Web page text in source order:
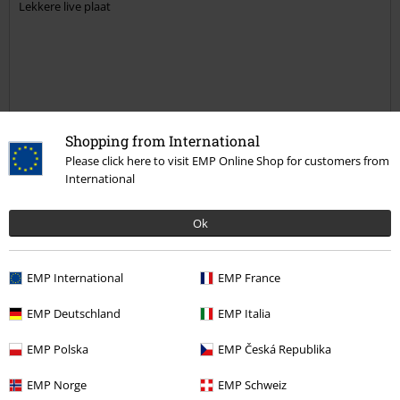
Shopping from International
Please click here to visit EMP Online Shop for customers from
International
Ok
EMP International EMP France
EMP Deutschland EMP Italia
EMP Polska EMP Česká Republika
EMP Norge EMP Schweiz
Lekkere live plaat
Heeft deze recensie je geholpen?
Opmerking